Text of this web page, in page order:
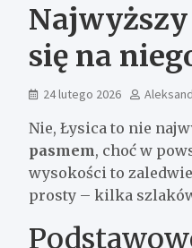
się na
24 lutego 2026
Nie, Łysica to nie
pasmem, choć w
wysokości to
prosty – kilka